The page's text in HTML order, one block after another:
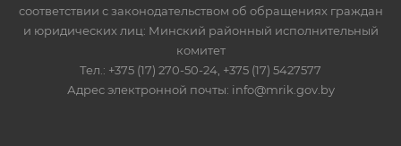
соответствии с законодательством об обращениях граждан
и юридических лиц: Минский районный исполнительный
комитет
Тел.: +375 (17) 270-50-24, +375 (17) 5427577
Адрес электронной почты: info@mrik.gov.by